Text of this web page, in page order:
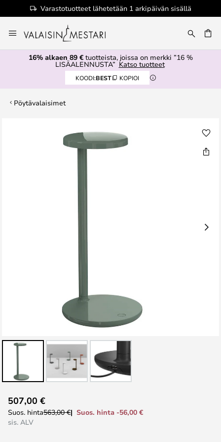
Varastotuotteet lähetetään 1 arkipäivän sisällä
to
Content
16% alkaen 89 €tuotteista, joissa on merkki ”16 %
LISÄALENNUSTA” Katso tuotteet
KOODI:BEST KOPIOI
Pöytävalaisimet
to
the
507,00 €
Suos. hinta563,00 €
Suos. hinta -56,00 €
sis. ALV